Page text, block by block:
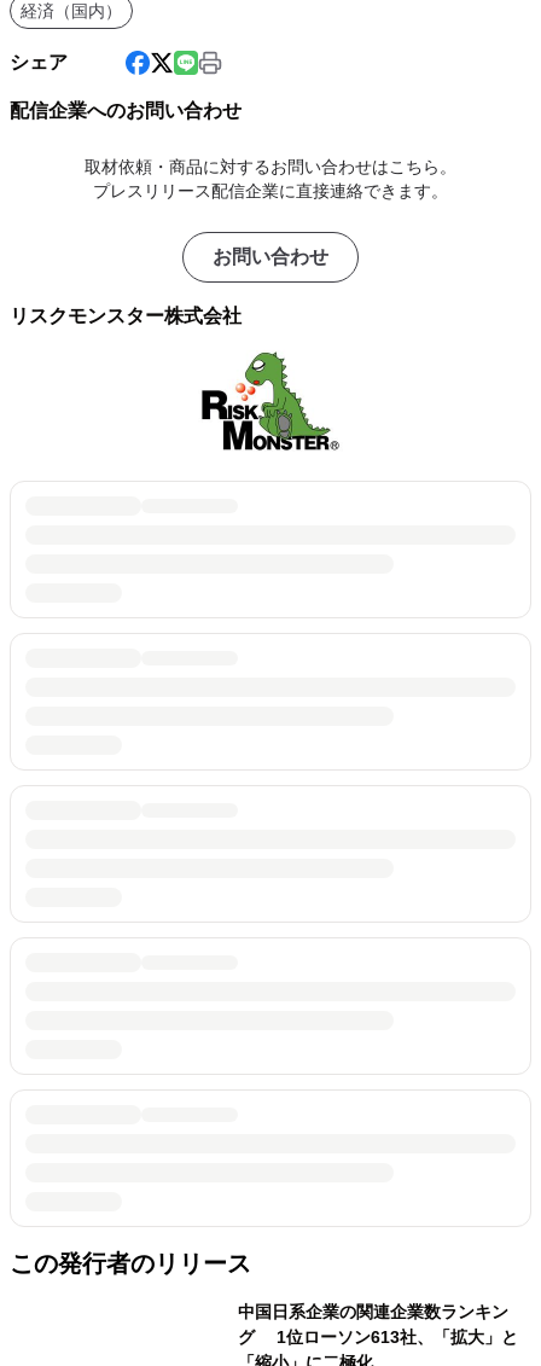
経済（国内）
シェア
配信企業へのお問い合わせ
取材依頼・商品に対するお問い合わせはこちら。
プレスリリース配信企業に直接連絡できます。
お問い合わせ
リスクモンスター株式会社
この発行者のリリース
中国日系企業の関連企業数ランキン
グ 1位ローソン613社、「拡大」と